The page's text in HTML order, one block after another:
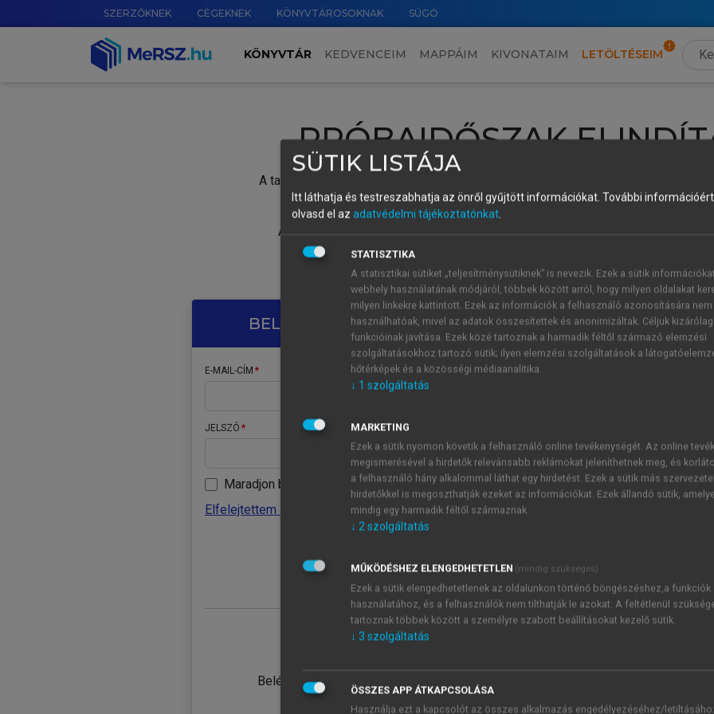
SZERZŐKNEK CÉGEKNEK KÖNYVTÁROSOKNAK SÚGÓ
KÖNYVTÁR KEDVENCEIM MAPPÁIM KIVONATAIM LETÖLTÉSEIM
PRÓBAIDŐSZAK
A tartalom megtekintéséhez lépj be a saját fiókoddal, iskolai azonosítóddal vagy
Új felhasználóként1 óra díjmentes hozzáférésrevagy
A próbaidőszak elindításához,
vagy hozz
A regisztráció után a
BELÉPÉS SAJÁT FIÓKKAL
E-MAIL-CÍM
JELSZÓ
Maradjon belépve
Elfelejtettem a jelszavamat
Belépés intézményi azonosítóval
ÚJ FIÓK
1 óra
JELSZÓ
Kérek értesítést a MeRSZ
Kérek értesítést az
SÜTIK LISTÁJA
Itt láthatja és testreszabhatja az önről gyűjtött információkat. További
olvasd el az adatvédelmi tájékoztatónkat.
STATISZTIKA
A statisztikai sütiket „teljesítménysütiknek” is nevezik. Ezek a sütik
webhely használatának módjáról, többek között arról, hogy milyen oldalakat
milyen linkekre kattintott. Ezek az információk a felhasználó azonosítására nem
használhatóak, mivel az adatok összesítettek és anonimizáltak. Céljuk
funkcióinak javítása. Ezek közé tartoznak a harmadik féltől származó elemzési
szolgáltatásokhoz tartozó sütik; ilyen elemzési szolgáltatások a
hőtérképek és a közösségi médiaanalitika.
↓ 1 szolgáltatás
MARKETING
Ezek a sütik nyomon követik a felhasználó online tevékenységét. Az online
megismerésével a hirdetők relevánsabb reklámokat jeleníthetnek meg, és
a felhasználó hány alkalommal láthat egy hirdetést. Ezek a sütik más
hirdetőkkel is megoszthatják ezeket az információkat. Ezek állandó sütik,
mindig egy harmadik féltől származnak.
↓ 2szolgáltatás
MŰKÖDÉSHEZ ELENGEDHETETLEN (mindig szükséges)
Ezek a sütik elengedhetetlenek az oldalunkon történő böngészéshez,a funkciók
használatához, és a felhasználók nem tilthatják le azokat. A feltétlenül
tartoznak többek között a személyre szabott beállításokat kezelő sütik.
↓ 3 szolgáltatás
ÖSSZES APP ÁTKAPCSOLÁSA
Használja ezt a kapcsolót az összes alkalmazás engedélyezéséhez/